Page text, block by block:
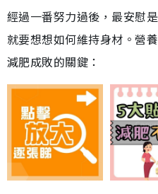
經過一番努力過後，最安慰
就要想想如何維持身材。營
減肥成敗的關鍵：